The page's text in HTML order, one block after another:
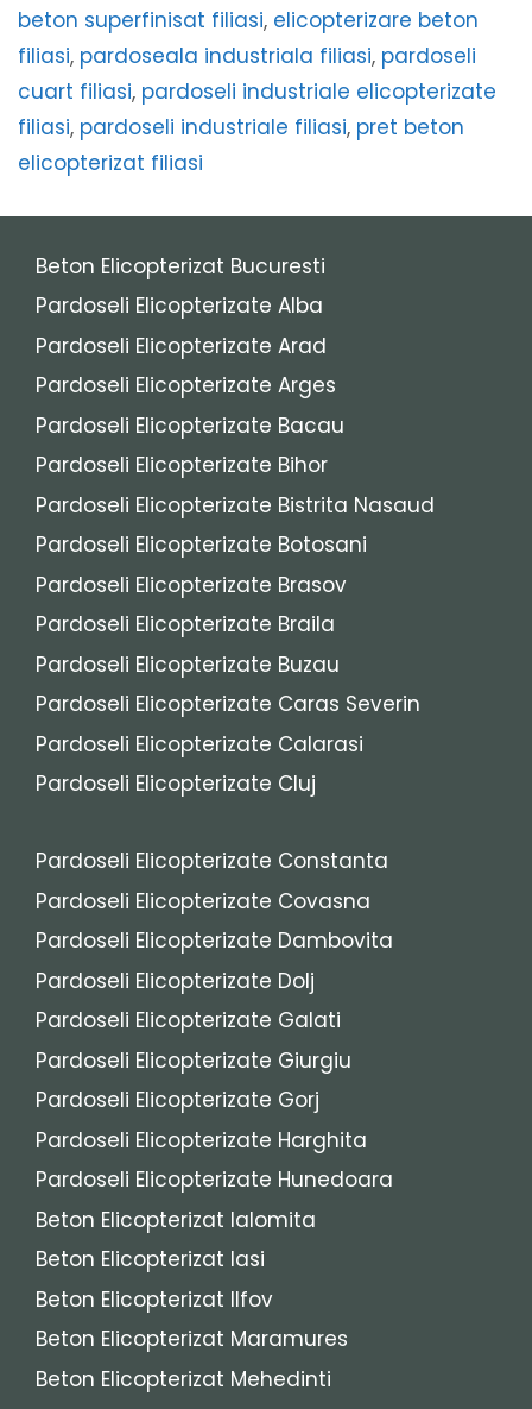
beton superfinisat filiasi, elicopterizare beton
filiasi, pardoseala industriala filiasi, pardoseli
cuart filiasi, pardoseli industriale elicopterizate
filiasi, pardoseli industriale filiasi, pret beton
elicopterizat filiasi
Beton Elicopterizat Bucuresti
Pardoseli Elicopterizate Alba
Pardoseli Elicopterizate Arad
Pardoseli Elicopterizate Arges
Pardoseli Elicopterizate Bacau
Pardoseli Elicopterizate Bihor
Pardoseli Elicopterizate Bistrita Nasaud
Pardoseli Elicopterizate Botosani
Pardoseli Elicopterizate Brasov
Pardoseli Elicopterizate Braila
Pardoseli Elicopterizate Buzau
Pardoseli Elicopterizate Caras Severin
Pardoseli Elicopterizate Calarasi
Pardoseli Elicopterizate Cluj
Pardoseli Elicopterizate Constanta
Pardoseli Elicopterizate Covasna
Pardoseli Elicopterizate Dambovita
Pardoseli Elicopterizate Dolj
Pardoseli Elicopterizate Galati
Pardoseli Elicopterizate Giurgiu
Pardoseli Elicopterizate Gorj
Pardoseli Elicopterizate Harghita
Pardoseli Elicopterizate Hunedoara
Beton Elicopterizat Ialomita
Beton Elicopterizat Iasi
Beton Elicopterizat Ilfov
Beton Elicopterizat Maramures
Beton Elicopterizat Mehedinti